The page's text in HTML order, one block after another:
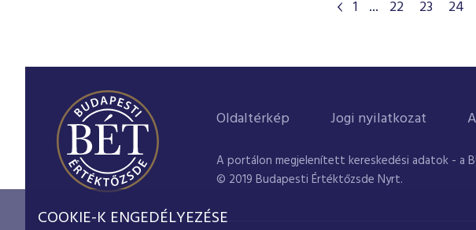
1 ... 22 23 24
Oldaltérkép Jogi nyilatkozat
A portálon megjelenített kereskedési adatok - a
© 2019 Budapesti Értéktőzsde Nyrt.
COOKIE-K ENGEDÉLYEZÉSE